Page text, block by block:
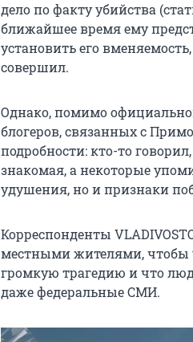
дело по факту убийства
ближайшее время ему
установить его
совершил.
Однако, помимо
блогеров, связанных с
подробности: кто-то
знакомая, а некоторые
удушения, но и признаки
Корреспонденты
местными жителями, чтобы
громкую трагедию и что
даже федеральные СМИ.